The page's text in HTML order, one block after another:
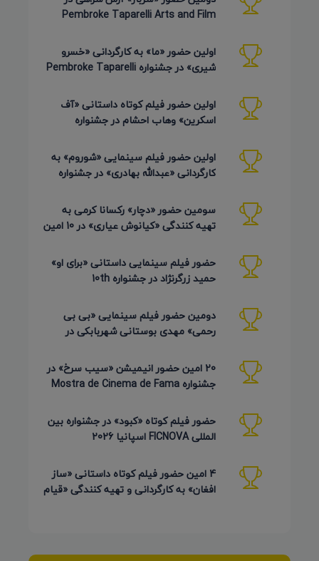
Pembroke Taparelli Arts and Film
اولین حضور «ما» به کارگردانی «خسرو
شیری» در جشنواره Pembroke Taparelli
اولین حضور فیلم کوتاه داستانی «آف
اسکرین» وهاب احشام در جشنواره
اولین حضور فیلم سینمایی «شوروم» به
کارگردانی «عبدالله بهادری» در جشنواره
سومین حضور «دچار» رکسانا کرمی به
تهیه کنندگی «کیانوش عیاری» در 10 امین
حضور فیلم سینمایی داستانی «برای او»
حمید زرگرنژاد در جشنواره 10th
دومین حضور فیلم سینمایی «بی بی
رحمی» مهدی بوستانی شهربابکی در
20 امین حضور انیمیشن «سیب سرخ» در
جشنواره Mostra de Cinema de Fama
حضور فیلم کوتاه «کبود» در جشنواره بین
المللی FICNOVA اسپانیا 2026
4 امین حضور فیلم کوتاه داستانی «ساز
افغان» به کارگردانی و تهیه کنندگی «قیام